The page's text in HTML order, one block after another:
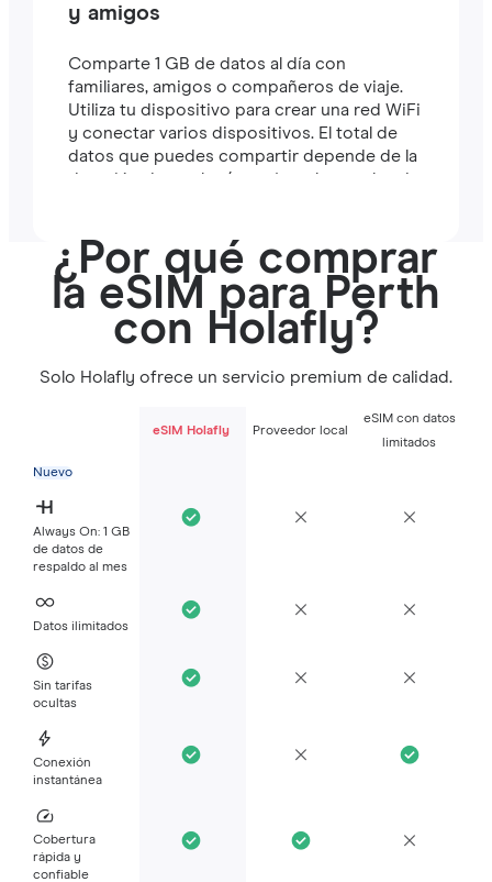
y amigos
Comparte 1 GB de datos al día con
familiares, amigos o compañeros de viaje.
Utiliza tu dispositivo para crear una red WiFi
y conectar varios dispositivos. El total de
datos que puedes compartir depende de la
duración de tu plan (por ejemplo, un plan de
¿Por qué comprar
la eSIM para Perth
con Holafly?
Solo Holafly ofrece un servicio premium de calidad.
eSIM Holafly Proveedor local
eSIM con datos
limitados
Nuevo
Always On: 1 GB
de datos de
respaldo al mes
Datos ilimitados
Sin tarifas
ocultas
Conexión
instantánea
Cobertura
rápida y
confiable